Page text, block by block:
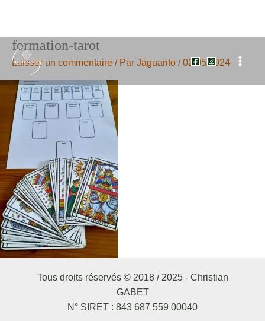
Aller
contenu
formation-tarot
Laisser un commentaire / Par Jaguarito /02/05/2024
Tous droits réservés © 2018 / 2025 - Christian
GABET
N° SIRET : 843 687 559 00040